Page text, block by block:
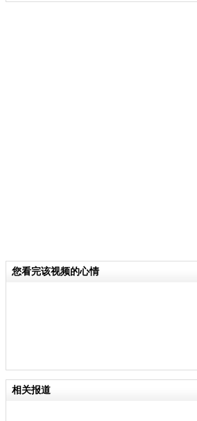
您看完该视频的心情
相关报道